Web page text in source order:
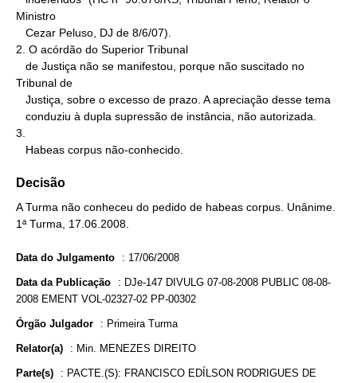
Ministro
2. O acórdão do Superior Tribunal
Tribunal de
3.
   Habeas corpus não-conhecido.
Decisão
A Turma não conheceu do pedido de habeas corpus. Unânime.
1ª Turma, 17.06.2008.
Data do Julgamento : 17/06/2008
Data da Publicação : DJe-147 DIVULG 07-08-2008 PUBLIC 08-08-
2008 EMENT VOL-02327-02 PP-00302
Órgão Julgador : Primeira Turma
Relator(a) : Min. MENEZES DIREITO
Parte(s) : PACTE.(S): FRANCISCO EDÍLSON RODRIGUES DE